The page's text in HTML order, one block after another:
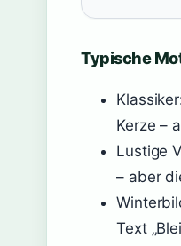
Typische
Kerze –
Lustige
– aber
Text